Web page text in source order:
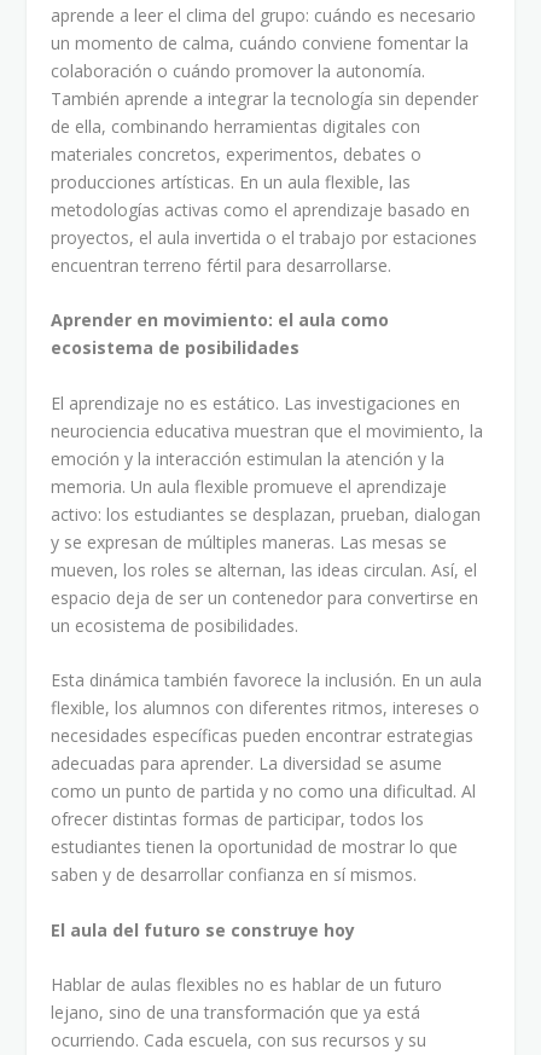
aprende a leer el clima del grupo: cuándo es necesario
un momento de calma, cuándo conviene fomentar la
colaboración o cuándo promover la autonomía.
También aprende a integrar la tecnología sin depender
de ella, combinando herramientas digitales con
materiales concretos, experimentos, debates o
producciones artísticas. En un aula flexible, las
metodologías activas como el aprendizaje basado en
proyectos, el aula invertida o el trabajo por estaciones
encuentran terreno fértil para desarrollarse.
Aprender en movimiento: el aula como
ecosistema de posibilidades
El aprendizaje no es estático. Las investigaciones en
neurociencia educativa muestran que el movimiento, la
emoción y la interacción estimulan la atención y la
memoria. Un aula flexible promueve el aprendizaje
activo: los estudiantes se desplazan, prueban, dialogan
y se expresan de múltiples maneras. Las mesas se
mueven, los roles se alternan, las ideas circulan. Así, el
espacio deja de ser un contenedor para convertirse en
un ecosistema de posibilidades.
Esta dinámica también favorece la inclusión. En un aula
flexible, los alumnos con diferentes ritmos, intereses o
necesidades específicas pueden encontrar estrategias
adecuadas para aprender. La diversidad se asume
como un punto de partida y no como una dificultad. Al
ofrecer distintas formas de participar, todos los
estudiantes tienen la oportunidad de mostrar lo que
saben y de desarrollar confianza en sí mismos.
El aula del futuro se construye hoy
Hablar de aulas flexibles no es hablar de un futuro
lejano, sino de una transformación que ya está
ocurriendo. Cada escuela, con sus recursos y su